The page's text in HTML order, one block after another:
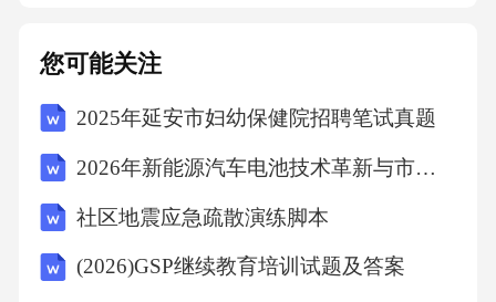
3%。1.3竞争格局演变 市场集中度持续提升，
TOP5品牌占据65%市场份额。外资品牌在高端
创新实现突破。线上渠道渗透率超52%，私域流
量运营成为竞争关键。1.4政策法规影响 《洗
涤剂行业绿色发展战略》要求2025年浓缩型产
您可能关注
2025年延安市妇幼保健院招聘笔试真题
2026年新能源汽车电池技术革新与市场趋势报告
社区地震应急疏散演练脚本
(2026)GSP继续教育培训试题及答案